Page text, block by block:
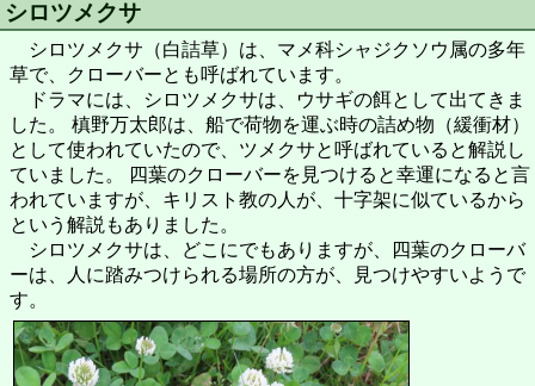
シロツメクサ
シロツメクサ（白詰草）は、マメ科シャジクソウ属の多年
草で、クローバーとも呼ばれています。
ドラマには、シロツメクサは、ウサギの餌として出てきま
した。 槙野万太郎は、船で荷物を運ぶ時の詰め物（緩衝材）
として使われていたので、ツメクサと呼ばれていると解説し
ていました。 四葉のクローバーを見つけると幸運になると言
われていますが、キリスト教の人が、十字架に似ているから
という解説もありました。
シロツメクサは、どこにでもありますが、四葉のクローバ
ーは、人に踏みつけられる場所の方が、見つけやすいようで
す。